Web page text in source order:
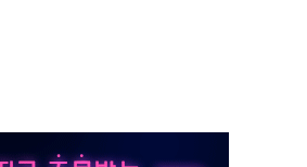
참석
수상
이스로 부상